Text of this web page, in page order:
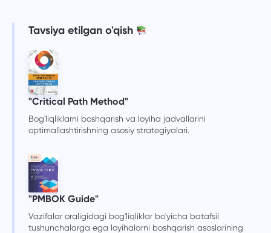
Tavsiya etilgan o'qish
"Critical Path Method"
Bog'liqliklarni boshqarish va loyiha jadvallarini
optimallashtirishning asosiy strategiyalari.
"PMBOK Guide"
Vazifalar oraligidagi bog'liqliklar bo'yicha batafsil
tushunchalarga ega loyihalarni boshqarish asoslarining